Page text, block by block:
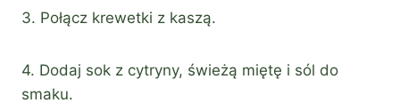
3. Połącz krewetki z kaszą.
4. Dodaj sok z cytryny, świeżą miętę i sól do
smaku.